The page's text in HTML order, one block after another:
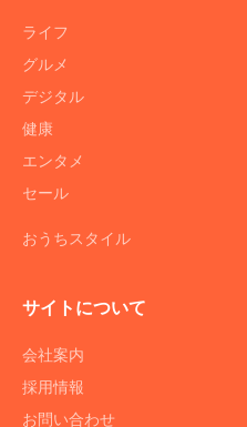
ライフ
グルメ
デジタル
健康
エンタメ
セール
おうちスタイル
サイトについて
会社案内
採用情報
お問い合わせ